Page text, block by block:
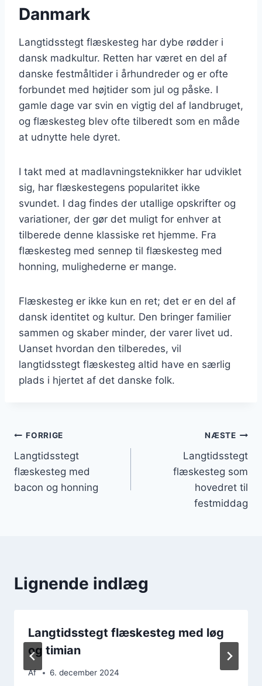
Danmark
Langtidsstegt flæskesteg har dybe rødder i
dansk madkultur. Retten har været en del af
danske festmåltider i århundreder og er ofte
forbundet med højtider som jul og påske. I
gamle dage var svin en vigtig del af landbruget,
og flæskesteg blev ofte tilberedt som en måde
at udnytte hele dyret.
I takt med at madlavningsteknikker har udviklet
sig, har flæskestegens popularitet ikke
svundet. I dag findes der utallige opskrifter og
variationer, der gør det muligt for enhver at
tilberede denne klassiske ret hjemme. Fra
flæskesteg med sennep til flæskesteg med
honning, mulighederne er mange.
Flæskesteg er ikke kun en ret; det er en del af
dansk identitet og kultur. Den bringer familier
sammen og skaber minder, der varer livet ud.
Uanset hvordan den tilberedes, vil
langtidsstegt flæskesteg altid have en særlig
plads i hjertet af det danske folk.
Indlægsnavigation
FORRIGE
Langtidsstegt
flæskesteg med
bacon og honning
NÆSTE
Langtidsstegt
flæskesteg som
hovedret til
festmiddag
Lignende indlæg
Langtidsstegt flæskesteg med løg
og timian
Af 6. december 2024